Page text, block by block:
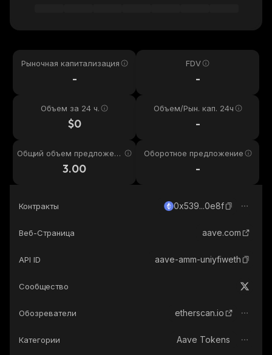
Рыночная капитализация
-
FDV
-
Объем за 24 ч.
$0
Объем/Рын. кап. 24ч
-
Общий объем предложени
3.00
Оборотное предложение
-
Контракты 0x539...0e8f
Веб-Страница aave.com
API ID aave-amm-uniyfiweth
Сообщество
Обозреватели etherscan.io
Категории Aave Tokens